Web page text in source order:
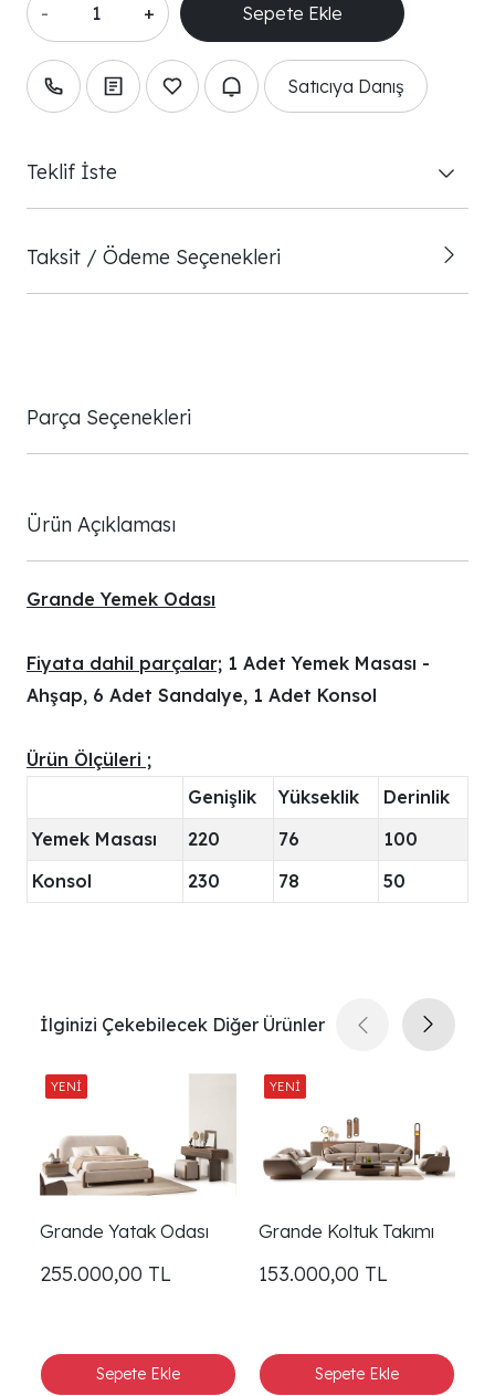
- +
Satıcıya Danış
Teklif İste
Taksit / Ödeme Seçenekleri
Parça Seçenekleri
Ürün Açıklaması
Grande Yemek Odası
Fiyata dahil parçalar; 1 Adet Yemek Masası -
Ahşap, 6 Adet Sandalye, 1 Adet Konsol
Ürün Ölçüleri ;
Genişlik
Yükseklik
Derinlik
Yemek Masası
220 76
100
Konsol
230 78 50
İlginizi Çekebilecek Diğer Ürünler
Grande Yatak Odası
255.000,00 TL
Grande Koltuk Takımı
153.000,00 TL